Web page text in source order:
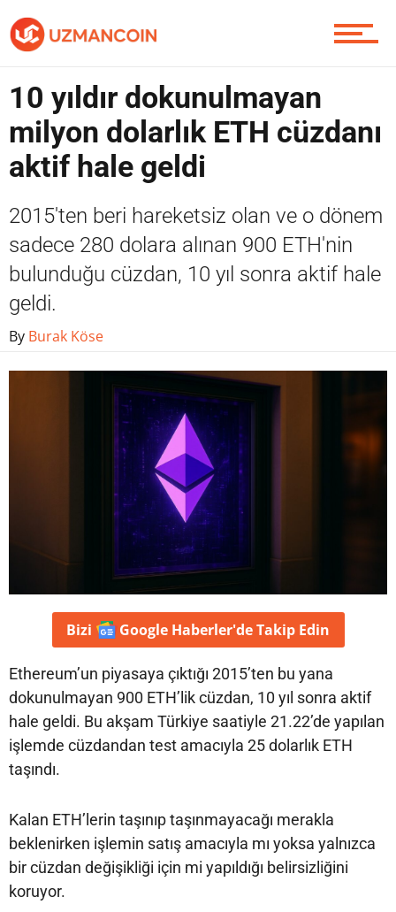
Soru Sor
Contact / İletişim
10 yıldır dokunulmayan
milyon dolarlık ETH cüzdanı
aktif hale geldi
2015'ten beri hareketsiz olan ve o dönem
sadece 280 dolara alınan 900 ETH'nin
bulunduğu cüzdan, 10 yıl sonra aktif hale
geldi.
By Burak Köse
Bizi Google Haberler'deTakip Edin
Ethereum’un piyasaya çıktığı 2015’ten bu yana
dokunulmayan 900 ETH’lik cüzdan, 10 yıl sonra aktif
hale geldi. Bu akşam Türkiye saatiyle 21.22’de yapılan
işlemde cüzdandan test amacıyla 25 dolarlık ETH
taşındı.
Kalan ETH’lerin taşınıp taşınmayacağı merakla
beklenirken işlemin satış amacıyla mı yoksa yalnızca
bir cüzdan değişikliği için mi yapıldığı belirsizliğini
koruyor.